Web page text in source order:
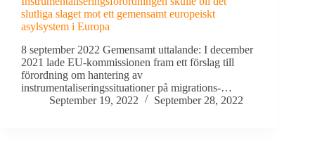
slutliga slaget mot ett gemensamt europeiskt
asylsystem i Europa
8 september 2022 Gemensamt uttalande: I december
2021 lade EU-kommissionen fram ett förslag till
förordning om hantering av
instrumentaliseringssituationer på migrations-…
September 19, 2022
September 28, 2022